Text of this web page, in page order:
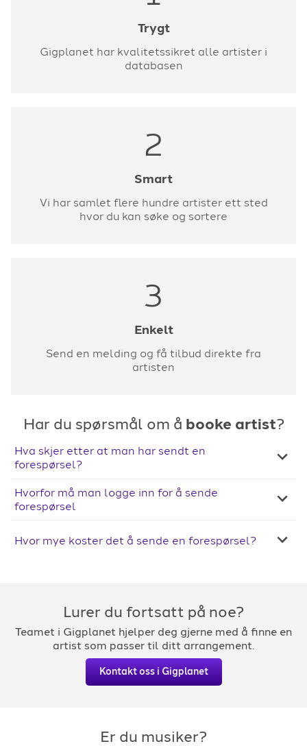
Trygt
Gigplanet har kvalitetssikret alle artister i
databasen
2
Smart
Vi har samlet flere hundre artister ett sted
hvor du kan søke og sortere
3
Enkelt
Send en melding og få tilbud direkte fra
artisten
Har du spørsmål om å booke artist?
Hva skjer etter at man har sendt en
forespørsel?
Hvorfor må man logge inn for å sende
forespørsel
Hvor mye koster det å sende en forespørsel?
Lurer du fortsatt på noe?
Teamet i Gigplanet hjelper deg gjerne med å finne en
artist som passer til ditt arrangement.
Kontakt oss i Gigplanet
Er du musiker?